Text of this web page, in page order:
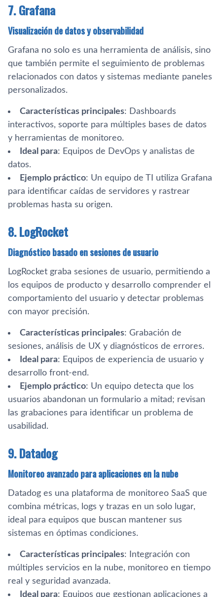
7. Grafana
Visualización de datos y observabilidad
Grafana no solo es una herramienta de análisis, sino
que también permite el seguimiento de problemas
relacionados con datos y sistemas mediante paneles
personalizados.
Características principales: Dashboards
interactivos, soporte para múltiples bases de datos
y herramientas de monitoreo.
Ideal para: Equipos de DevOps y analistas de
datos.
Ejemplo práctico: Un equipo de TI utiliza Grafana
para identificar caídas de servidores y rastrear
problemas hasta su origen.
8. LogRocket
Diagnóstico basado en sesiones de usuario
LogRocket graba sesiones de usuario, permitiendo a
los equipos de producto y desarrollo comprender el
comportamiento del usuario y detectar problemas
con mayor precisión.
Características principales: Grabación de
sesiones, análisis de UX y diagnósticos de errores.
Ideal para: Equipos de experiencia de usuario y
desarrollo front-end.
Ejemplo práctico: Un equipo detecta que los
usuarios abandonan un formulario a mitad; revisan
las grabaciones para identificar un problema de
usabilidad.
9. Datadog
Monitoreo avanzado para aplicaciones en la nube
Datadog es una plataforma de monitoreo SaaS que
combina métricas, logs y trazas en un solo lugar,
ideal para equipos que buscan mantener sus
sistemas en óptimas condiciones.
Características principales: Integración con
múltiples servicios en la nube, monitoreo en tiempo
real y seguridad avanzada.
Ideal para: Equipos que gestionan aplicaciones a